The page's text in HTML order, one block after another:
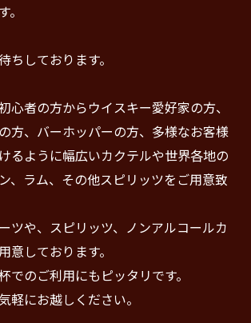
ちしております。
心者の方からウイスキー愛好家の方、
方、バーホッパーの方、多様なお客様
るように幅広いカクテルや世界各地の
、ラム、その他スピリッツをご用意致
ツや、スピリッツ、ノンアルコールカ
意しております。
でのご利用にもピッタリです。
軽にお越しください。